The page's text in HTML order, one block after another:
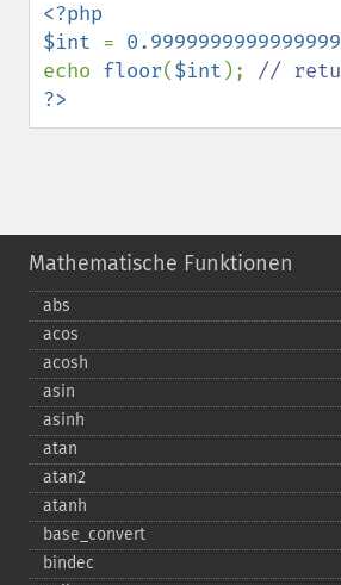
<?php
$int = 0.9999999999999999
echo floor($int );
?>
Mathematische Funktionen
abs
acos
acosh
asin
asinh
atan
atan2
atanh
base_​convert
bindec